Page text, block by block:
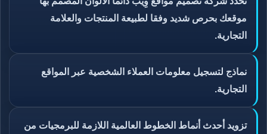
موقعك بحرص شديد وفقا لطبيعة المنتجات والعلامة
التجارية.
نماذج لتسجيل معلومات العملاء الشخصية عبر المواقع
التجارية.
تزويد أحدث أنماط الخطوط العالمية اللازمة للبرمجيات من